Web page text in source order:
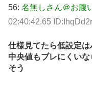
56: 名無しさん＠お腹
02:40:42.65
仕様見てたら低設定
中央値もブレにくい
そう